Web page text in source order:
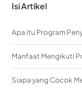
Isi Artikel
Apa itu Program
Manfaat Mengikuti
Siapa yang Cocok